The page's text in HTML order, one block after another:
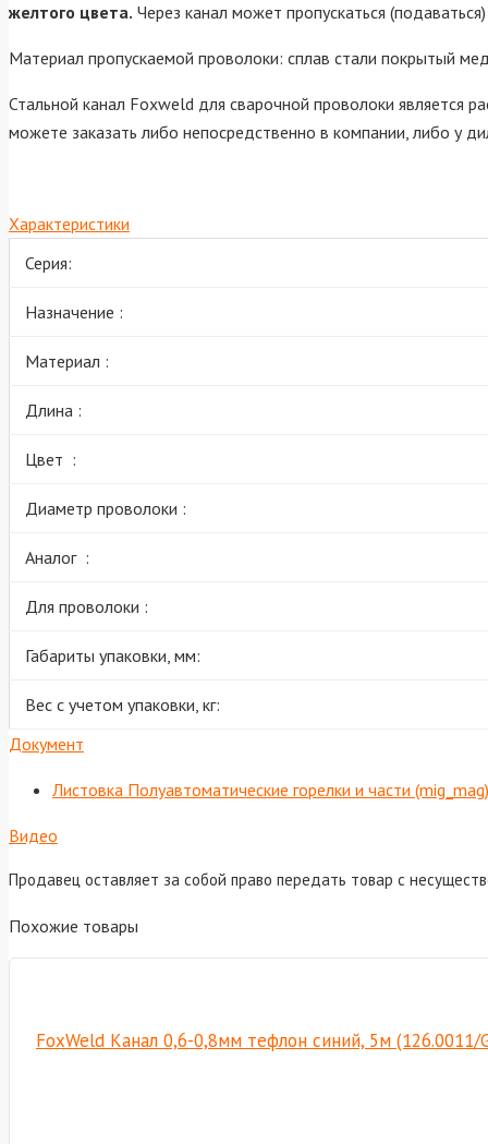
желтого цвета. Через канал может пропускаться
Материал пропускаемой проволоки: сплав стали покрытый
Стальной канал Foxweld для сварочной проволоки является
можете заказать либо непосредственно в компании, либо у
Характеристики
Серия:
Назначение :
Материал :
Длина :
Цвет :
Диаметр проволоки :
Аналог :
Для проволоки :
Габариты упаковки, мм:
Вес с учетом упаковки, кг:
Документ
Листовка Полуавтоматические горелки и части (mig_mag)
Видео
Продавец оставляет за собой право передать товар с
Похожие товары
FoxWeld Канал 0,6-0,8мм тефлон синий, 5м